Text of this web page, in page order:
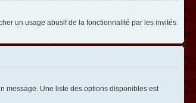
un usage abusif de la fonctionnalité par les invités.
message. Une liste des options disponibles est